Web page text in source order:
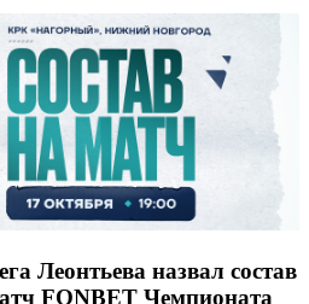
Леонтьева назвал состав
FONBET Чемпионата